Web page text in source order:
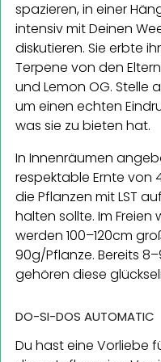
spazieren, in einer
intensiv mit Deinen
diskutieren. Sie erbte
Terpene von den
und Lemon OG. Stelle
um einen echten
was sie zu bieten hat.
In Innenräumen
respektable Ernte von
die Pflanzen mit LST
halten sollte. Im
werden 100–120cm
90g/Pflanze. Bereits
gehören diese
DO-SI-DOS AUTOMATIC
Du hast eine Vorliebe